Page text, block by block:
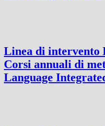
Linea di intervento
Corsi annuali di
Language